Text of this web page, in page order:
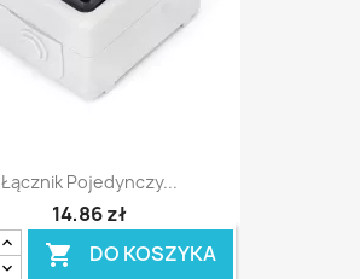
Łącznik Pojedynczy...
14,86 zł
 DO KOSZYKA